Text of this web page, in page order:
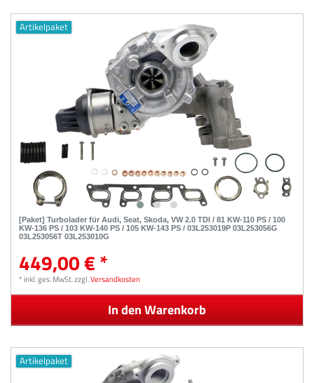
Artikelpaket
[Paket] Turbolader für Audi, Seat, Skoda, VW 2.0 TDI / 81 KW-110 PS / 100
KW-136 PS / 103 KW-140 PS / 105 KW-143 PS / 03L253019P 03L253056G
03L253056T 03L253010G
449,00 € *
*inkl. ges. MwSt.zzgl.Versandkosten
In den Warenkorb
Artikelpaket